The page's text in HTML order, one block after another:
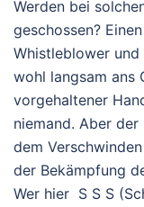
Werden bei
geschossen?
Whistleblower und
wohl langsam ans
vorgehaltener
niemand. Aber
dem
der Bekämpfung
Wer hier S S S